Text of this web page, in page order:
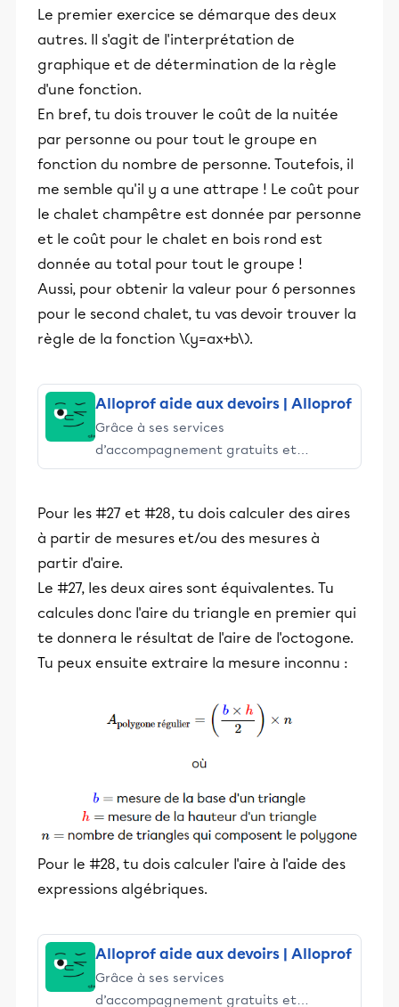
Le premier exercice se démarque des deux
autres. Il s'agit de l'interprétation de
graphique et de détermination de la règle
d'une fonction.
En bref, tu dois trouver le coût de la nuitée
par personne ou pour tout le groupe en
fonction du nombre de personne. Toutefois, il
me semble qu'il y a une attrape ! Le coût pour
le chalet champêtre est donnée par personne
et le coût pour le chalet en bois rond est
donnée au total pour tout le groupe !
Aussi, pour obtenir la valeur pour 6 personnes
pour le second chalet, tu vas devoir trouver la
règle de la fonction \(y=ax+b\).
Alloprof aide aux devoirs | Alloprof
Grâce à ses services
d’accompagnement gratuits et
stimulants, Alloprof engage les élèves
éducative.
Pour les #27 et #28, tu dois calculer des aires
à partir de mesures et/ou des mesures à
partir d'aire.
Le #27, les deux aires sont équivalentes. Tu
calcules donc l'aire du triangle en premier qui
te donnera le résultat de l'aire de l'octogone.
Tu peux ensuite extraire la mesure inconnu :
Pour le #28, tu dois calculer l'aire à l'aide des
expressions algébriques.
Alloprof aide aux devoirs | Alloprof
Grâce à ses services
d’accompagnement gratuits et